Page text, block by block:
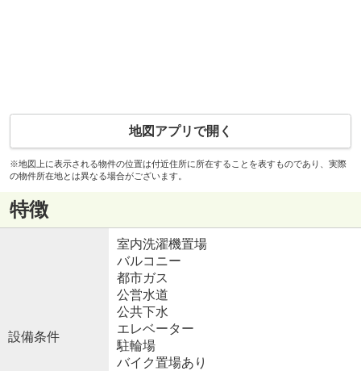
地図アプリで開く
※地図上に表示される物件の位置は付近住所に所在することを表すものであり、実際
の物件所在地とは異なる場合がございます。
特徴
設備条件
室内洗濯機置場
バルコニー
都市ガス
公営水道
公共下水
エレベーター
駐輪場
バイク置場あり